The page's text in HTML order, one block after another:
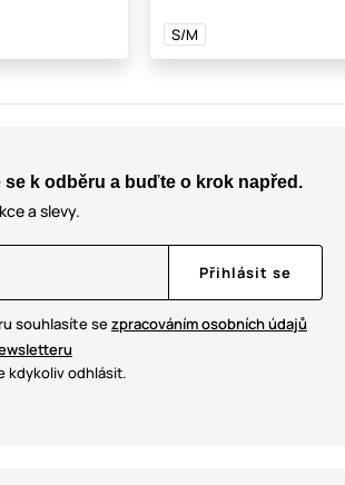
S/M
se k odběru a buďte o krok napřed.
a slevy.
Přihlásit se
souhlasíte sezpracováním osobních údajů
kdykoliv odhlásit.